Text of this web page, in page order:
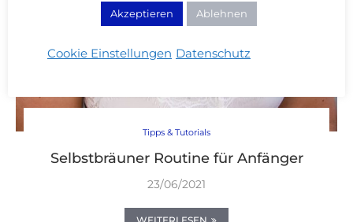
Tipps & Tutorials
Selbstbräuner Routine für Anfänger
23/06/2021
Akzeptieren Ablehnen
Cookie Einstellungen Datenschutz